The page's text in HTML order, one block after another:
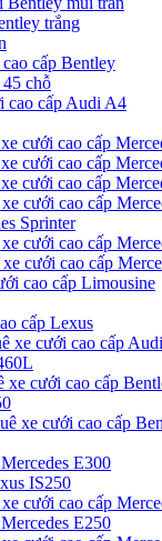
trắng
cấp Bentley
chỗ
cao cấp Audi A4
cưới cao cấp
cưới cao cấp
cưới cao cấp
cưới cao cấp
Sprinter
cưới cao cấp
cưới cao cấp
cao cấp Limousine
cấp Lexus
xe cưới cao cấp
xe cưới cao cấp
xe cưới cao cấp
E300
IS250
cưới cao cấp
E250